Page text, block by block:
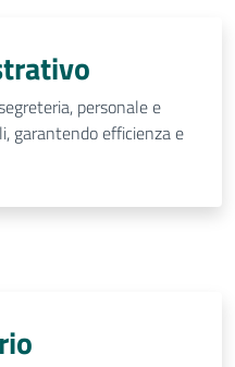
personale e
garantendo efficienza e